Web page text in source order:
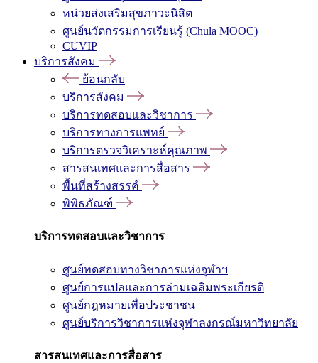
หน่วยส่งเสริมสุขภาวะนิสิต
ศูนย์นวัตกรรมการเรียนรู้ (Chula MOOC)
CUVIP
บริการสังคม
ย้อนกลับ
บริการสังคม
บริการทดสอบและวิชาการ
บริการทางการแพทย์
บริการตรวจวิเคราะห์คุณภาพ
สารสนเทศและการสื่อสาร
พื้นที่สร้างสรรค์
พิพิธภัณฑ์
บริการทดสอบและวิชาการ
ศูนย์ทดสอบทางวิชาการแห่งจุฬาฯ
ศูนย์การแปลและการล่ามเฉลิมพระเกียรติ
ศูนย์กฎหมายเพื่อประชาชน
ศูนย์บริการวิชาการแห่งจุฬาลงกรณ์มหาวิทยาลัย
สารสนเทศและการสื่อสาร